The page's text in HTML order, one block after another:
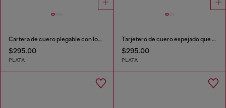
Cartera de cuero plegable con logo Oval D
$295.00
PLATA
Tarjetero de cuero espejado que se pliega por la mitad
$295.00
PLATA